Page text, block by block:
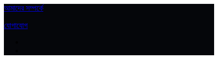
আমাদের সম্পর্কে
যোগাযোগ